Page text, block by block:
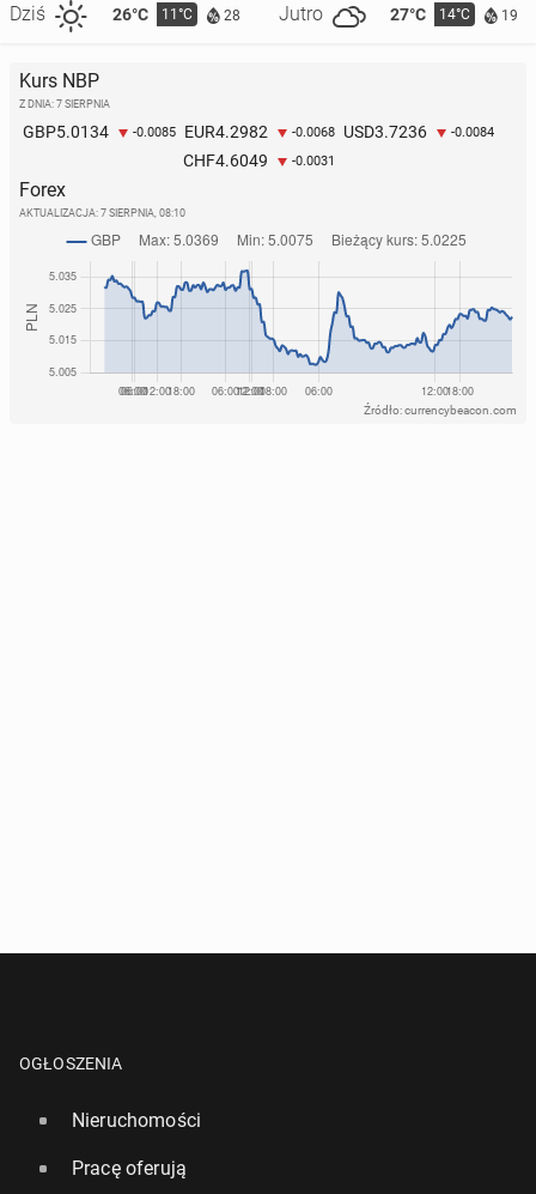
Dziś 26°C 11°C 28 Jutro 27°C 14°C 19
Kurs NBP
Z DNIA: 7 SIERPNIA
GBP5.0134 -0.0085 EUR4.2982 -0.0068 USD3.7236 -0.0084
CHF4.6049 -0.0031
Forex
AKTUALIZACJA: 7 SIERPNIA, 08:10
Źródło: currencybeacon.com
OGŁOSZENIA
Nieruchomości
Pracę oferują